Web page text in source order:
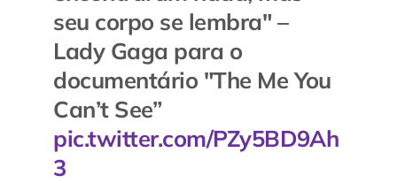
seu corpo se lembra" –
Lady Gaga para o
documentário "The Me You
Can’t See”
pic.twitter.com/PZy5BD9Ah
3